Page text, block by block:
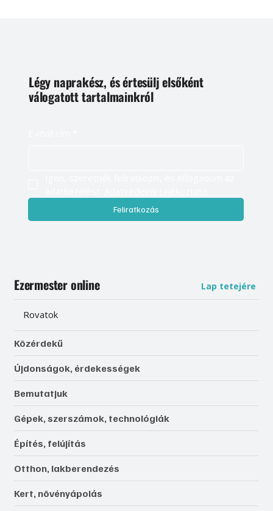
Légy naprakész, és értesülj elsőként
válogatott tartalmainkról
Feliratkozás
Ezermester online Lap tetejére
Rovatok
Közérdekű
Újdonságok, érdekességek
Bemutatjuk
Gépek, szerszámok, technológiák
Építés, felújítás
Otthon, lakberendezés
Kert, növényápolás